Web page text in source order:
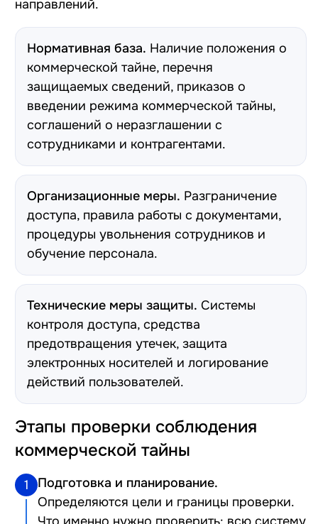
направлений.
Нормативная база. Наличие положения о
коммерческой тайне, перечня
защищаемых сведений, приказов о
введении режима коммерческой тайны,
соглашений о неразглашении с
сотрудниками и контрагентами.
Организационные меры. Разграничение
доступа, правила работы с документами,
процедуры увольнения сотрудников и
обучение персонала.
Технические меры защиты. Системы
контроля доступа, средства
предотвращения утечек, защита
электронных носителей и логирование
действий пользователей.
Этапы проверки соблюдения
коммерческой тайны
1
Подготовка и планирование.
Определяются цели и границы проверки.